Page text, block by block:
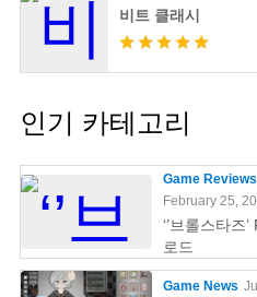
비트 클래시
인기 카테고리
Game Reviews
February 25,
‘’브롤스타즈
로드
Game News